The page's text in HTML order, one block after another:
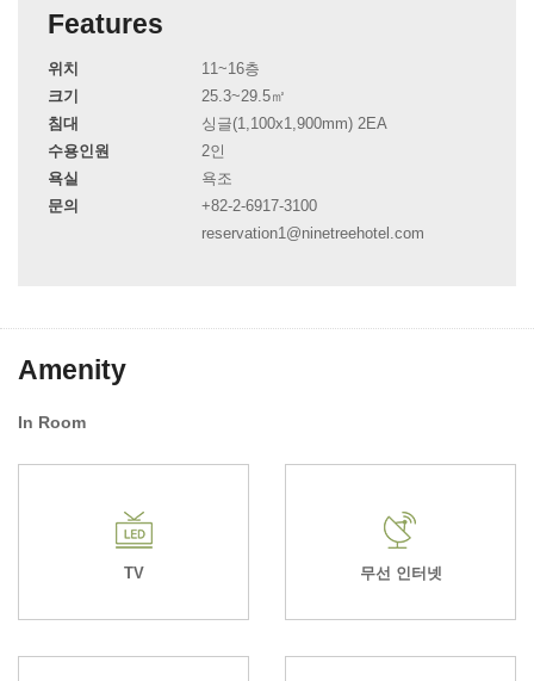
Features
위치
11~16층
크기
25.3~29.5㎡
침대
싱글(1,100x1,900mm) 2EA
수용인원
2인
욕실
욕조
문의
+82-2-6917-3100
reservation1@ninetreehotel.com
Amenity
In Room
TV 무선 인터넷